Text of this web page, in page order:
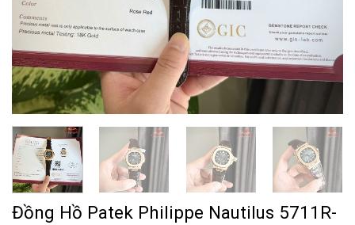
Đồng Hồ Patek Philippe Nautilus 5711R-